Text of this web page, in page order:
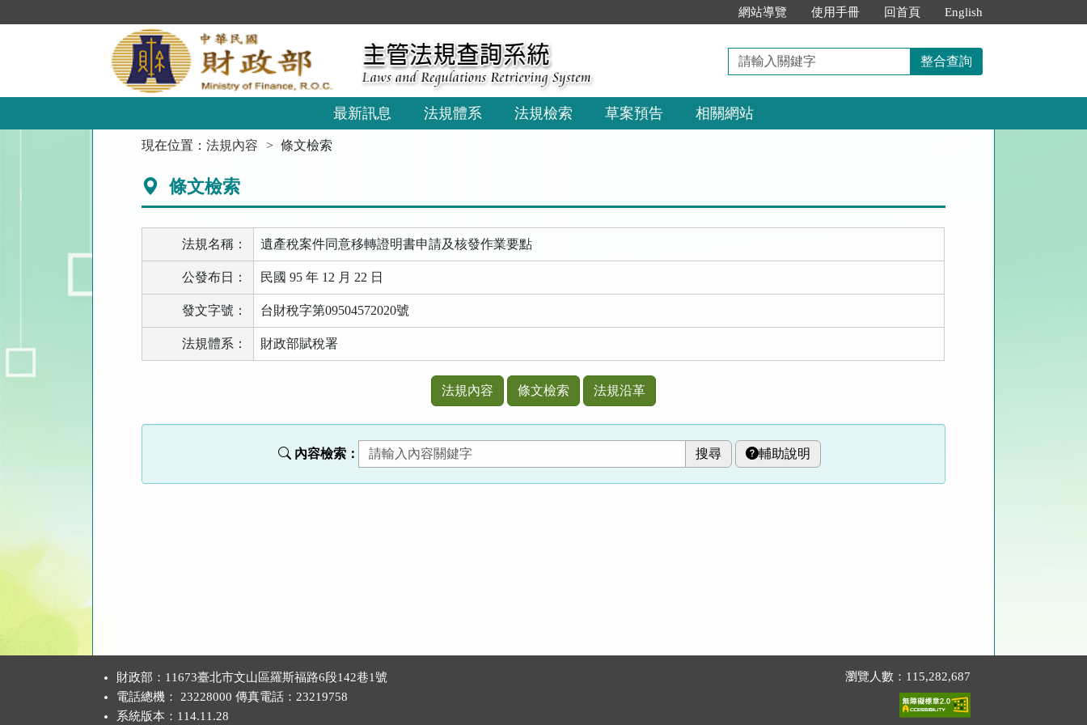
到
網站導覽 使用手冊 回首頁 English
請
輸
入
關
鍵
整合查詢
最新訊息 法規體系 法規檢索 草案預告 相關網站
現在位置：法規內容 條文檢索
條文檢索
法規名稱： 遺產稅案件同意移轉證明書申請及核發作業要點
公發布日： 民國 95 年 12 月 22 日
發文字號： 台財稅字第09504572020號
法規體系： 財政部賦稅署
功
鈕
法規內容 條文檢索 法規沿革
內容檢索： 輔助說明
財政部：11673臺北市文山區羅斯福路6段142巷1號
電話總機： 23228000 傳真電話：23219758
系統版本： 114.11.28
瀏覽人數：115,282,687